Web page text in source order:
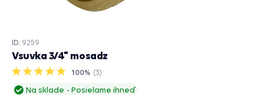
Vsuvka 3/4" mosadz
100% (3)
ID: 9259
Na sklade
Posielame ihneď